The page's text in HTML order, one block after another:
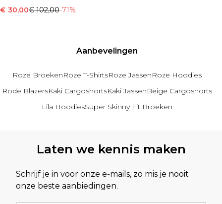
Mouwlengte:Lange Mouwen
€ 30,00€ 102,00-71%
Aanbevelingen
Roze BroekenRoze T-ShirtsRoze JassenRoze Hoodies
Rode BlazersKaki CargoshortsKaki JassenBeige Cargoshorts
Lila HoodiesSuper Skinny Fit Broeken
Laten we kennis maken
Schrijf je in voor onze e-mails, zo mis je nooit
onze beste aanbiedingen.